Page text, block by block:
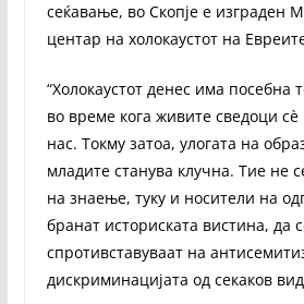
сеќавање, во Скопје е изграден
центар на холокаустот на
“Холокаустот денес има посебна
во време кога живите сведоци сѐ
нас. Токму затоа, улогата на
младите станува клучна. Тие не
на знаење, туку и носители на
бранат историската вистина, да
спротивставуваат на
дискриминацијата од секаков